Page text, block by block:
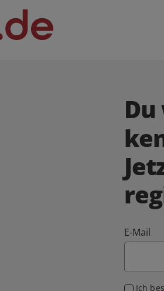
E-Mail
Ich